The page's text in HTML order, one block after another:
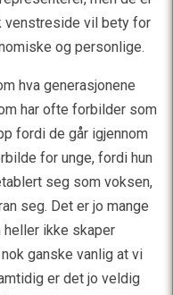
venstreside vil bety for
og personlige.
hva generasjonene
har ofte forbilder som
fordi de går igjennom
for unge, fordi hun
seg som voksen,
seg. Det er jo mange
heller ikke skaper
ganske vanlig at vi
er det jo veldig